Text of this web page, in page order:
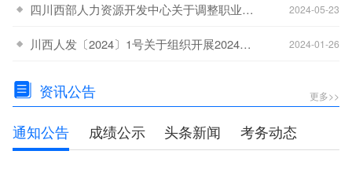
四川西部人力资源开发中心关于调整职业技能等级认定收费标准的通知 2024-05-23
川西人发〔2024〕1号关于组织开展2024年职业技能等级认定工作的通知 2024-01-26
资讯公告 更多>>
通知公告 成绩公示 头条新闻 考务动态